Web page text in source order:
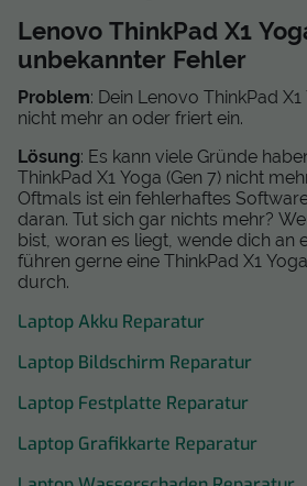
Lenovo ThinkPad X1
unbekannter Fehler
Problem: Dein Lenovo ThinkPad
nicht mehr an oder friert ein.
Lösung: Es kann viele Gründe
ThinkPad X1 Yoga (Gen 7) nicht
Oftmals ist ein fehlerhaftes
daran. Tut sich gar nichts mehr?
bist, woran es liegt, wende dich an
führen gerne eine ThinkPad X1
durch.
Laptop Akku Reparatur
Laptop Bildschirm Reparatur
Laptop Festplatte Reparatur
Laptop Grafikkarte Reparatur